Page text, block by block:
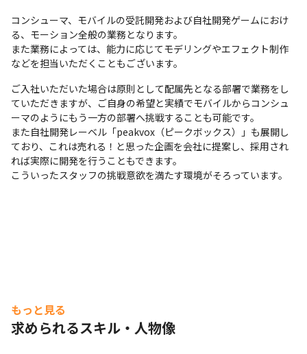
コンシューマ、モバイルの受託開発および自社開発ゲームにおけ
る、モーション全般の業務となります。
また業務によっては、能力に応じてモデリングやエフェクト制作
などを担当いただくこともございます。
ご入社いただいた場合は原則として配属先となる部署で業務をし
ていただきますが、ご自身の希望と実績でモバイルからコンシュ
ーマのようにもう一方の部署へ挑戦することも可能です。
また自社開発レーベル「peakvox（ピークボックス）」も展開し
ており、これは売れる！と思った企画を会社に提案し、採用され
れば実際に開発を行うこともできます。
こういったスタッフの挑戦意欲を満たす環境がそろっています。
もっと見る
求められるスキル・人物像